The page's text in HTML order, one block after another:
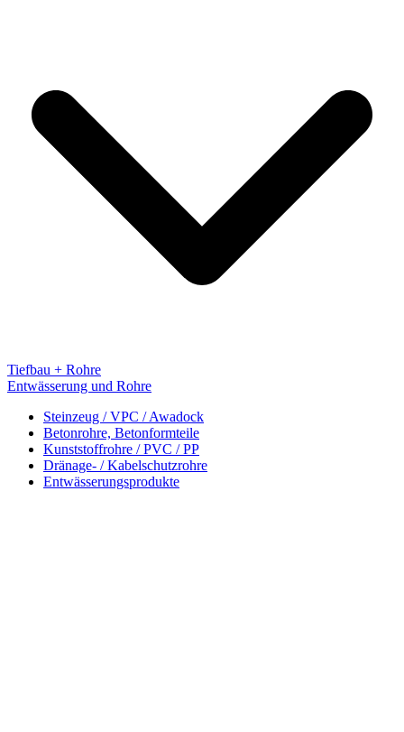
Tiefbau + Rohre
Entwässerung und Rohre
Steinzeug / VPC / Awadock
Betonrohre, Betonformteile
Kunststoffrohre / PVC / PP
Dränage- / Kabelschutzrohre
Entwässerungsprodukte